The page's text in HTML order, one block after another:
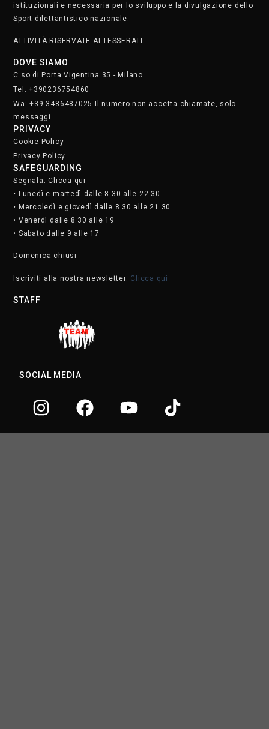
istituzionali e necessaria per lo sviluppo e la divulgazione dello
Sport dilettantistico nazionale.
ATTIVITÀ RISERVATE AI TESSERATI
DOVE SIAMO
C.so di Porta Vigentina 35 - Milano
Tel. +390236754860
Wa: +39 3486487025 Il numero non accetta chiamate, solo
messaggi
PRIVACY
Cookie Policy
Privacy Policy
SAFEGUARDING
Segnala. Clicca qui
• Lunedì e martedì dalle 8.30 alle 22.30
• Mercoledì e giovedì dalle 8.30 alle 21.30
• Venerdì dalle 8.30 alle 19
• Sabato dalle 9 alle 17
Domenica chiusi
Iscriviti alla nostra newsletter. Clicca qui
STAFF
SOCIAL MEDIA